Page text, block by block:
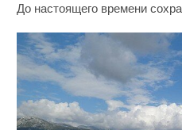
До настоящего времени